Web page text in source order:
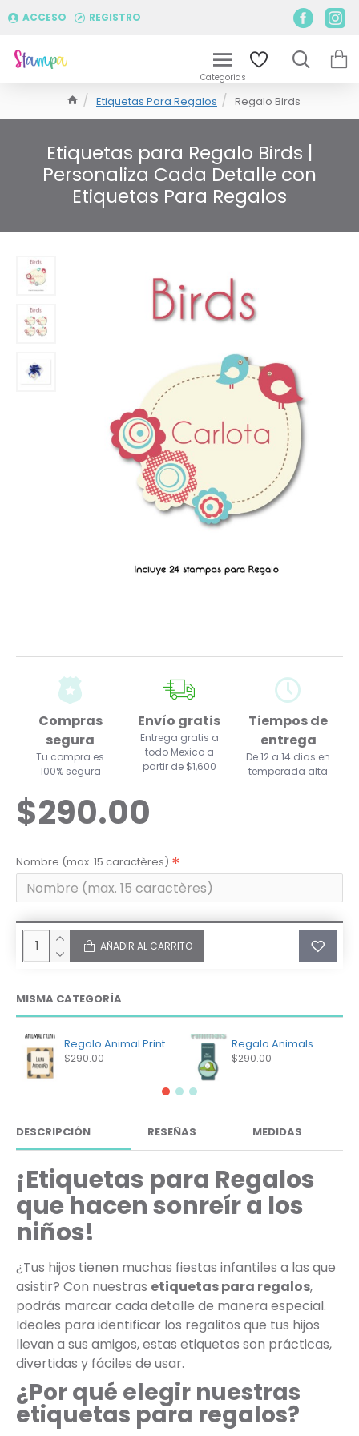
ACCESO REGISTRO
Etiquetas Para Regalos Regalo Birds
Etiquetas para Regalo Birds |
Personaliza Cada Detalle con
Etiquetas Para Regalos
Compras
segura
Tu compra es
100% segura
Envío gratis
Entrega gratis a
todo Mexico a
partir de $1,600
Tiempos de
entrega
De 12 a 14 dias en
temporada alta
$290.00
Nombre (max. 15 caractères)
AÑADIR AL CARRITO
MISMA CATEGORÍA
Regalo Animal Print
$290.00
Regalo Animals
$290.00
DESCRIPCIÓN RESEÑAS MEDIDAS
¡Etiquetas para Regalos
que hacen sonreír a los
niños!
¿Tus hijos tienen muchas fiestas infantiles a las que
asistir? Con nuestras etiquetas para regalos,
podrás marcar cada detalle de manera especial.
Ideales para identificar los regalitos que tus hijos
llevan a sus amigos, estas etiquetas son prácticas,
divertidas y fáciles de usar.
¿Por qué elegir nuestras
etiquetas para regalos?